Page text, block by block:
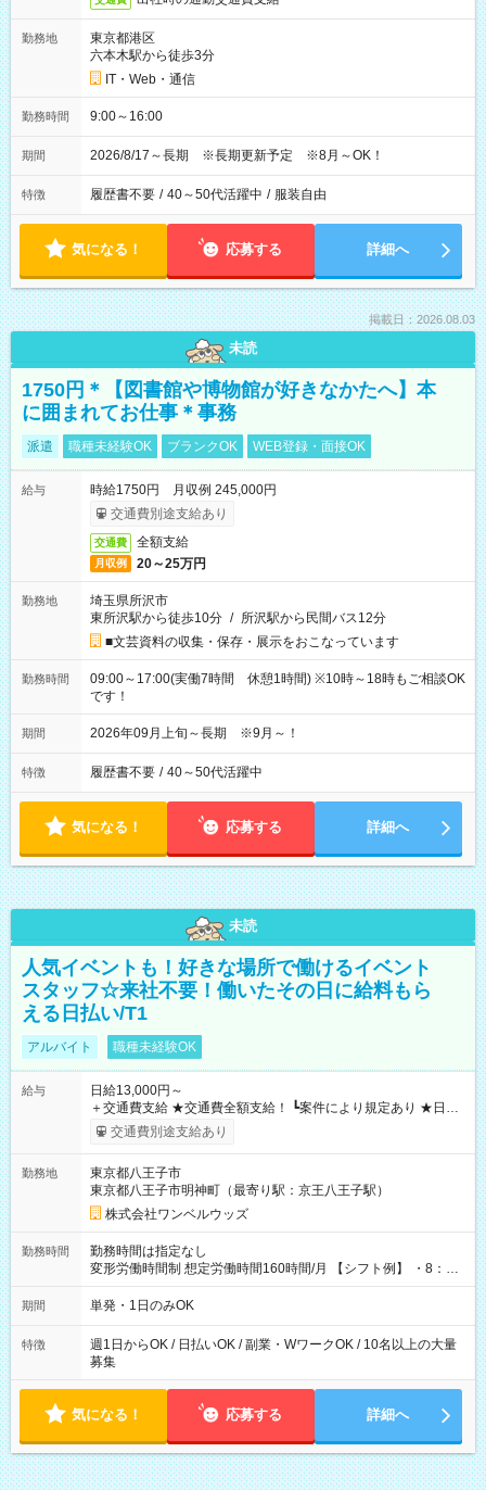
勤務地
東京都港区
六本木駅から徒歩3分
IT・Web・通信
勤務時間 9:00～16:00
期間 2026/8/17～長期 ※長期更新予定 ※8月～OK！
特徴 履歴書不要 / 40～50代活躍中 / 服装自由
気になる！ 応募する 詳細へ
掲載日：2026.08.03
未読
1750円＊【図書館や博物館が好きなかたへ】本
に囲まれてお仕事＊事務
派遣 職種未経験OK ブランクOK WEB登録・面接OK
給与
時給1750円 月収例 245,000円
交通費別途支給あり
交通費 全額支給
月収例 20～25万円
勤務地
埼玉県所沢市
東所沢駅から徒歩10分 / 所沢駅から民間バス12分
■文芸資料の収集・保存・展示をおこなっています
勤務時間
09:00～17:00(実働7時間 休憩1時間) ※10時～18時もご相談OK
です！
期間 2026年09月上旬～長期 ※9月～！
特徴 履歴書不要 / 40～50代活躍中
気になる！ 応募する 詳細へ
未読
人気イベントも！好きな場所で働けるイベント
スタッフ☆来社不要！働いたその日に給料もら
える日払い/T1
アルバイト 職種未経験OK
給与
日給13,000円～
＋交通費支給 ★交通費全額支給！ ┗案件により規定あり ★日払
いOK！（規定あり） ┗働いたその日に現金GET♪ お仕事後はコ
ンビニATMから 日払い分を引き落とせます！ 【試用期間】試
交通費別途支給あり
勤務地
東京都八王子市
東京都八王子市明神町（最寄り駅：京王八王子駅）
株式会社ワンベルウッズ
勤務時間
勤務時間は指定なし
変形労働時間制 想定労働時間160時間/月 【シフト例】 ・8：00
～21：00
期間 単発・1日のみOK
特徴
週1日からOK / 日払いOK / 副業・WワークOK / 10名以上の大量
募集
気になる！ 応募する 詳細へ